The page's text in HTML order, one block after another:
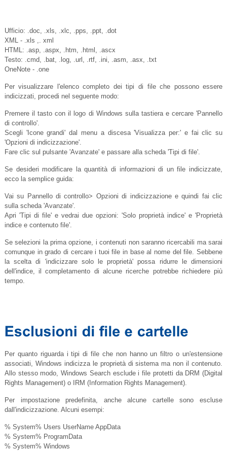
Ufficio: .doc, .xls, .xlc, .pps, .ppt, .dot
XML - .xls ,. xml
HTML: .asp, .aspx, .htm, .html, .ascx
Testo: .cmd, .bat, .log, .url, .rtf, .ini, .asm, .asx, .txt
OneNote - .one
Per visualizzare l'elenco completo dei tipi di file che possono essere
indicizzati, procedi nel seguente modo:
Premere il tasto con il logo di Windows sulla tastiera e cercare 'Pannello
di controllo'.
Scegli 'Icone grandi' dal menu a discesa 'Visualizza per:' e fai clic su
'Opzioni di indicizzazione'.
Fare clic sul pulsante 'Avanzate' e passare alla scheda 'Tipi di file'.
Se desideri modificare la quantità di informazioni di un file indicizzate,
ecco la semplice guida:
Vai su Pannello di controllo> Opzioni di indicizzazione e quindi fai clic
sulla scheda 'Avanzate'.
Apri 'Tipi di file' e vedrai due opzioni: 'Solo proprietà indice' e 'Proprietà
indice e contenuto file'.
Se selezioni la prima opzione, i contenuti non saranno ricercabili ma sarai
comunque in grado di cercare i tuoi file in base al nome del file. Sebbene
la scelta di 'indicizzare solo le proprietà' possa ridurre le dimensioni
dell'indice, il completamento di alcune ricerche potrebbe richiedere più
tempo.
Per quanto riguarda i tipi di file che non hanno un filtro o un'estensione
associati, Windows indicizza le proprietà di sistema ma non il contenuto.
Allo stesso modo, Windows Search esclude i file protetti da DRM (Digital
Rights Management) o IRM (Information Rights Management).
Per impostazione predefinita, anche alcune cartelle sono escluse
dall'indicizzazione. Alcuni esempi:
% System% Users UserName AppData
% System% ProgramData
% System% Windows